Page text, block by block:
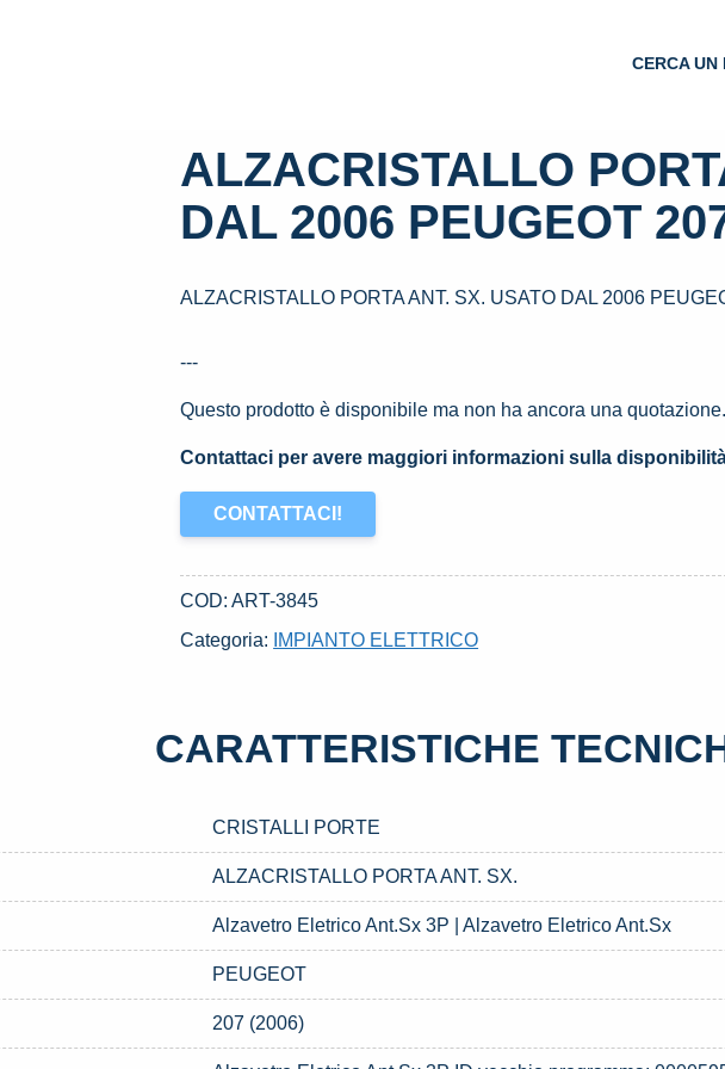
CERCA UN
ALZACRISTALLO
DAL 2006 PEUGEOT
ALZACRISTALLO PORTA ANT. SX. USATO DAL 2006
---
Questo prodotto è disponibile ma non ha ancora una
Contattaci per avere maggiori informazioni sulla
CONTATTACI!
COD:ART-3845
Categoria:
IMPIANTO ELETTRICO
CARATTERISTICHE
CRISTALLI PORTE
ALZACRISTALLO PORTA ANT. SX.
Alzavetro Eletrico Ant.Sx 3P | Alzavetro Eletrico Ant.Sx
PEUGEOT
207 (2006)